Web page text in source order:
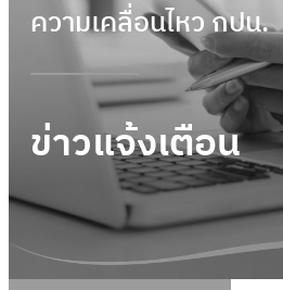
ความเคลื่อนไหว กปน.
ข่าวแจ้งเตือน